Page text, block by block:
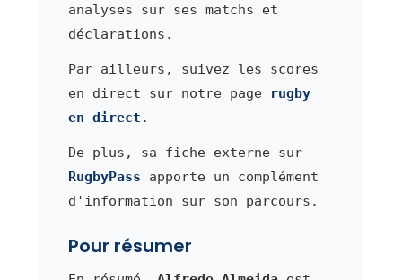
analyses sur ses matchs et
déclarations.
Par ailleurs, suivez les scores
en direct sur notre page
rugby
en direct .
De plus, sa fiche externe sur
RugbyPass apporte un complément
d'information sur son parcours.
Pour résumer